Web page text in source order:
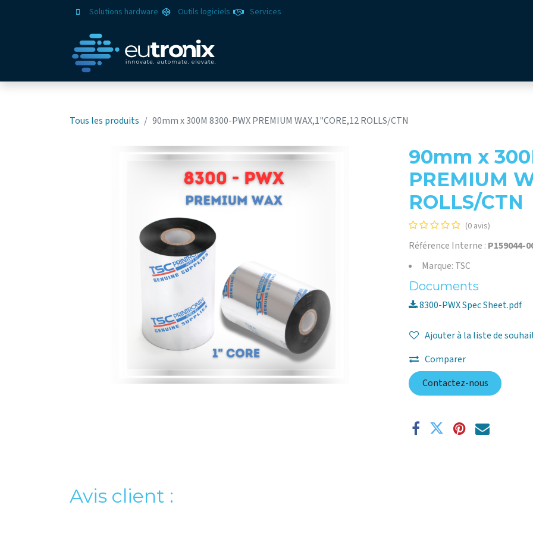
Solutions hardware Outils logiciels Services
Tous les produits 90mm x 300M 8300-PWX PREMIUM WAX,1"CORE,12 ROLLS/CTN
90mm x
PREMIUM
ROLLS/CTN
(0 avis)
Référence Interne : P159044-
Marque: TSC
Documents
8300-PWX Spec Sheet.pdf
Ajouter à la liste de
Comparer
Contactez-nous
Avis client :